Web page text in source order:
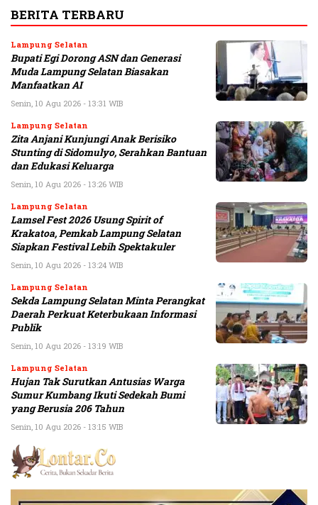
BERITA TERBARU
Lampung Selatan
Bupati Egi Dorong ASN dan Generasi
Muda Lampung Selatan Biasakan
Manfaatkan AI
Senin, 10 Agu 2026 - 13:31 WIB
Lampung Selatan
Zita Anjani Kunjungi Anak Berisiko
Stunting di Sidomulyo, Serahkan Bantuan
dan Edukasi Keluarga
Senin, 10 Agu 2026 - 13:26 WIB
Lampung Selatan
Lamsel Fest 2026 Usung Spirit of
Krakatoa, Pemkab Lampung Selatan
Siapkan Festival Lebih Spektakuler
Senin, 10 Agu 2026 - 13:24 WIB
Lampung Selatan
Sekda Lampung Selatan Minta Perangkat
Daerah Perkuat Keterbukaan Informasi
Publik
Senin, 10 Agu 2026 - 13:19 WIB
Lampung Selatan
Hujan Tak Surutkan Antusias Warga
Sumur Kumbang Ikuti Sedekah Bumi
yang Berusia 206 Tahun
Senin, 10 Agu 2026 - 13:15 WIB